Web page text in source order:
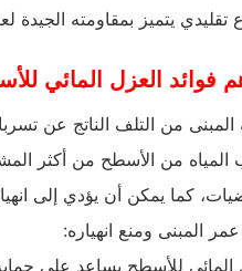
تقليدي يتميز بمقاومته الجيدة
فوائد العزل المائي
المبنى من التلف الناتج عن
من الأسطح من أكثر
كما يمكن أن يؤدي إلى
عمر المبنى ومنع انهياره:
المائي للأسطح يساعد على